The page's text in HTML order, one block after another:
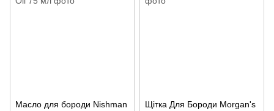
Масло для бороди Nishman
Щітка Для Бороди Morgan's